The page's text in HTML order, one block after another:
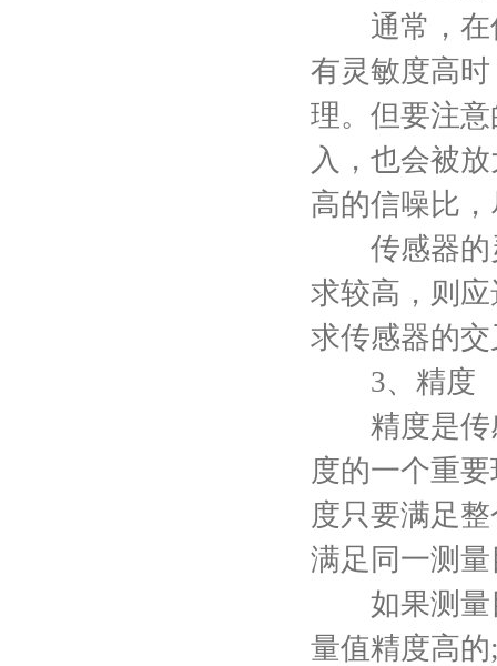
通常，在传
有灵敏度高
理。但要注
入，也会被
高的信噪比
传感器的灵
求较高，则
求传感器的
3、精度
精度是传感
度的一个重
度只要满足
满足同一测
如果测量目
量值精度高